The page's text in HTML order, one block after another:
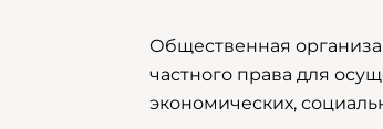
Общественная
частного права для
экономических,